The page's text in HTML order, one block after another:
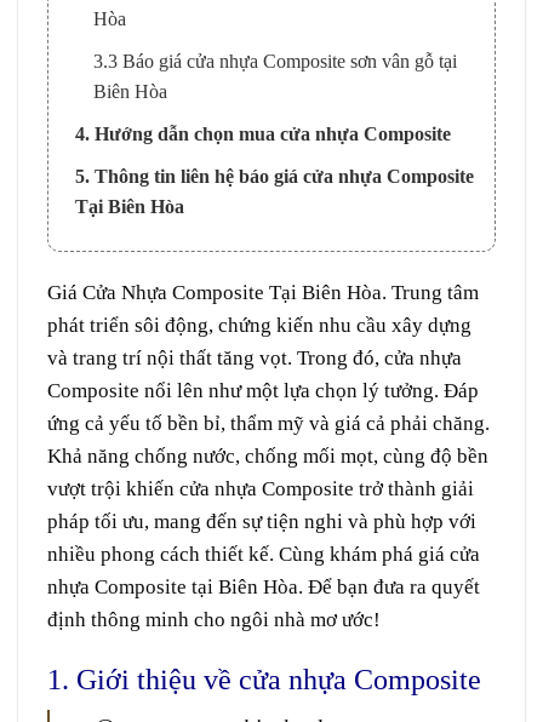
Hòa
3.3 Báo giá cửa nhựa Composite sơn vân gỗ tại
Biên Hòa
4. Hướng dẫn chọn mua cửa nhựa Composite
5. Thông tin liên hệ báo giá cửa nhựa Composite
Tại Biên Hòa
Giá Cửa Nhựa Composite Tại Biên Hòa. Trung tâm
phát triển sôi động, chứng kiến nhu cầu xây dựng
và trang trí nội thất tăng vọt. Trong đó, cửa nhựa
Composite nổi lên như một lựa chọn lý tưởng. Đáp
ứng cả yếu tố bền bỉ, thẩm mỹ và giá cả phải chăng.
Khả năng chống nước, chống mối mọt, cùng độ bền
vượt trội khiến cửa nhựa Composite trở thành giải
pháp tối ưu, mang đến sự tiện nghi và phù hợp với
nhiều phong cách thiết kế. Cùng khám phá giá cửa
nhựa Composite tại Biên Hòa. Để bạn đưa ra quyết
định thông minh cho ngôi nhà mơ ước!
1. Giới thiệu về cửa nhựa Composite